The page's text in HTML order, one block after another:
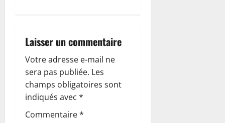
t
i
o
n
Laisser un commentaire
Votre adresse e-mail ne
sera pas publiée. Les
champs obligatoires sont
indiqués avec *
Commentaire*